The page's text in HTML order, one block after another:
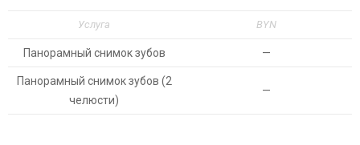
Услуга BYN
Панорамный снимок зубов —
Панорамный снимок зубов (2
челюсти)
—